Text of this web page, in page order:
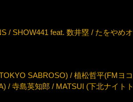
/ SHOW441 feat. 数井塁 / たをやめオ
SABROSO) / 植松哲平(FMヨコ
/ 寺島英知郎 / MATSUI (下北ナイトト